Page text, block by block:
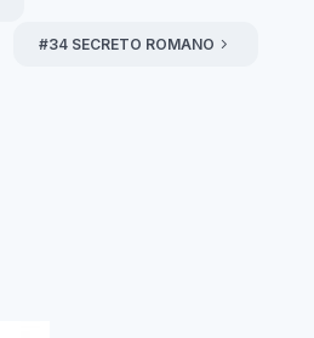
#34 SECRETO ROMANO